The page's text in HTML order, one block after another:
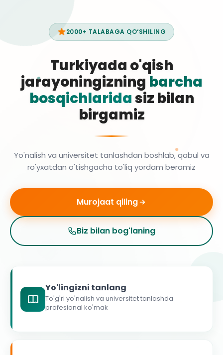
2000+ TALABAGA QO‘SHILING
Turkiyada o'qish
jarayoningizning barcha
bosqichlaridasiz bilan
birgamiz
Yo'nalish va universitet tanlashdan boshlab, qabul va
ro'yxatdan o'tishgacha to'liq yordam beramiz
Murojaat qiling
Biz bilan bog'laning
Yo'lingizni tanlang
To'g'ri yo'nalish va universitet tanlashda
profesional ko'mak